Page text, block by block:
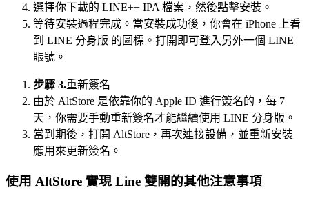
選擇你下載的 LINE++ IPA 檔案，然後點擊安裝。
等待安裝過程完成。當安裝成功後，你會在 iPhone 上看
到 LINE 分身版 的圖標。打開即可登入另外一個 LINE
賬號。
步驟 3.重新簽名
由於 AltStore 是依靠你的 Apple ID 進行簽名的，每 7
天，你需要手動重新簽名才能繼續使用 LINE 分身版。
當到期後，打開 AltStore，再次連接設備，並重新安裝
應用來更新簽名。
使用 AltStore 實現 Line 雙開的其他注意事項